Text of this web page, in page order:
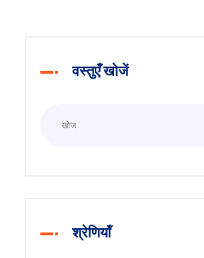
वस्तुएँ खोजें
श्रेणियाँ